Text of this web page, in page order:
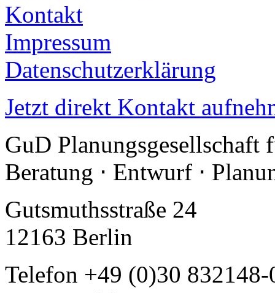
Kontakt
Impressum
Datenschutzerklärung
Jetzt direkt Kontakt
GuD Planungsgesellschaft
Beratung ⋅ Entwurf ⋅
Gutsmuthsstraße 24
12163 Berlin
Telefon +49 (0)30 832148-